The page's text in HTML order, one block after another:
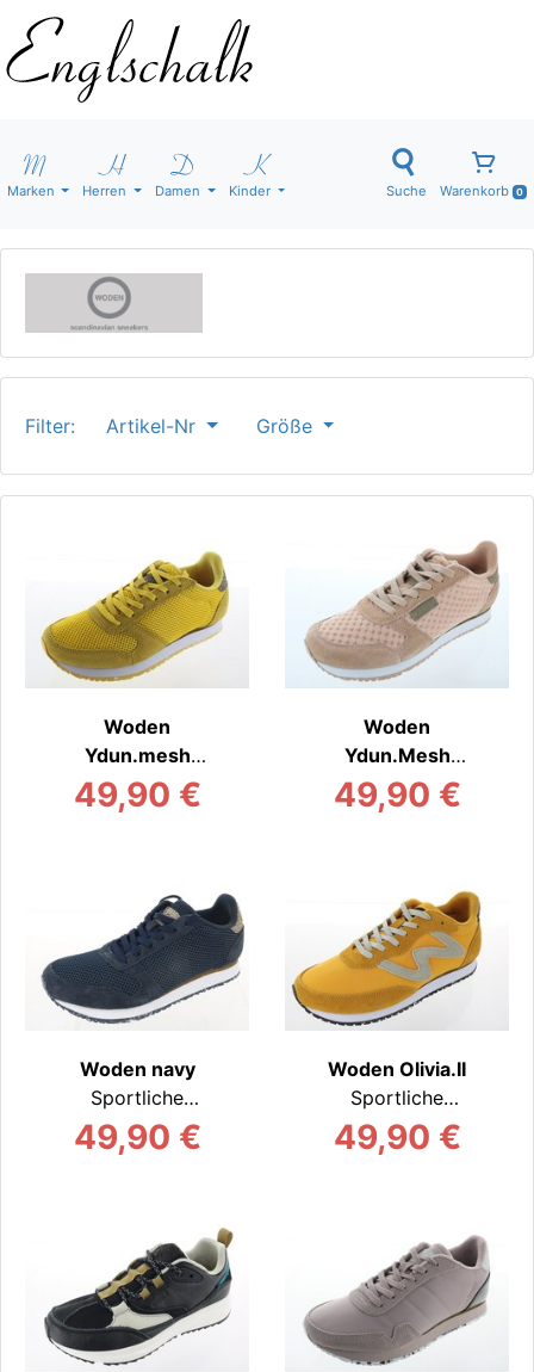
Marken Herren Damen Kinder Suche Warenkorb 0
Filter: Artikel-Nr Größe
Woden
Ydun.mesh
Sportliche
Schnürer
49,90 €
Woden
Ydun.Mesh
Sportliche
Schnürer
49,90 €
Woden navy
Sportliche
Schnürer
49,90 €
Woden Olivia.II
Sportliche
Schnürer
49,90 €